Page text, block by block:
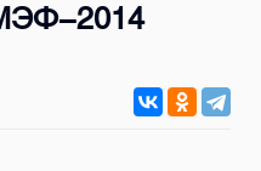
2014